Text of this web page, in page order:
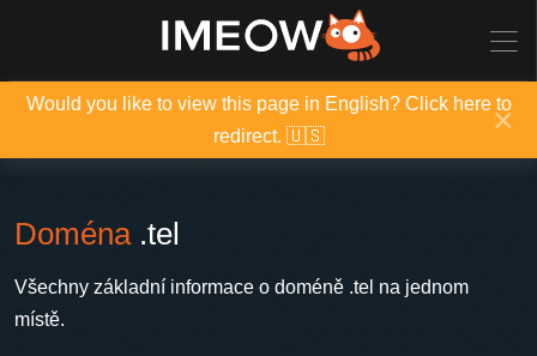
Would you like to view this page in English? Click here to
redirect. 🇺🇸
×
Doména.tel
Všechny základní informace o doméně .tel na jednom
místě.